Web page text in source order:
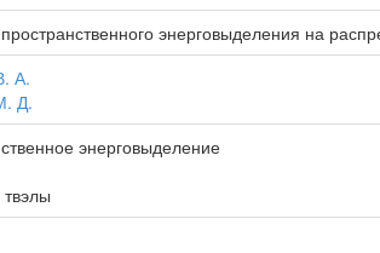
энерговыделения на
А.
Д.
энерговыделение